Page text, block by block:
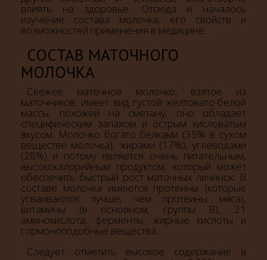
влиять на здоровье. Отсюда и началось
изучение состава молочка, его свойств и
возможностей применения в медицине.
СОСТАВ МАТОЧНОГО
МОЛОЧКА
Свежее маточное молочко, взятое из
маточников, имеет вид густой желтовато-белой
массы, похожей на сметану; оно обладает
специфическим запахом и острым кисловатым
вкусом. Молочко богато белками (35% в сухом
веществе молочка), жирами (17%), углеводами
(28%) и потому является очень питательным,
высококалорийным продуктом, который может
обеспечить быстрый рост маточных личинок. В
составе молочка имеются протеины (которые
усваиваются лучше, чем протеины мяса),
витамины (в основном, группы B), 21
аминокислота, ферменты, жирные кислоты и
гормоноподобные вещества.
Следует отметить высокое содержание в